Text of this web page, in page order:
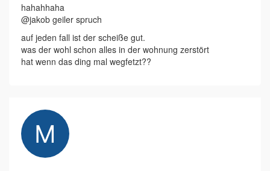
hahahhaha
@jakob geiler spruch
auf jeden fall ist der scheiße gut.
was der wohl schon alles in der wohnung zerstört
hat wenn das ding mal wegfetzt??